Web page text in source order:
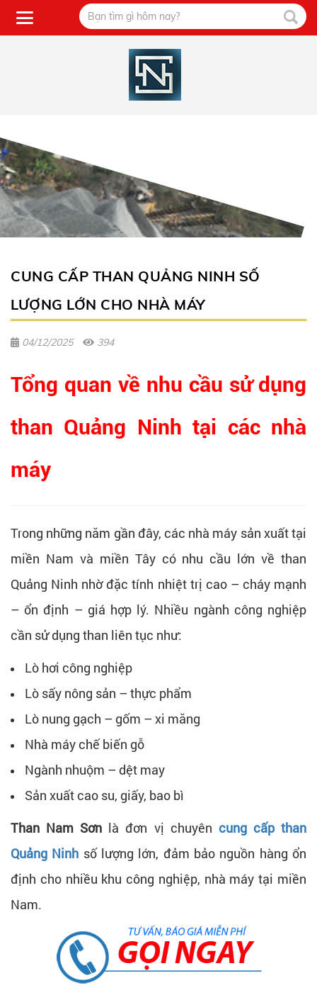
CUNG CẤP THAN QUẢNG NINH SỐ
LƯỢNG LỚN CHO NHÀ MÁY
04/12/2025 394
Tổng quan về nhu cầu sử dụng
than Quảng Ninh tại các nhà
máy
Trong những năm gần đây, các nhà máy sản xuất tại
miền Nam và miền Tây có nhu cầu lớn về than
Quảng Ninh nhờ đặc tính nhiệt trị cao – cháy mạnh
– ổn định – giá hợp lý. Nhiều ngành công nghiệp
cần sử dụng than liên tục như:
Lò hơi công nghiệp
Lò sấy nông sản – thực phẩm
Lò nung gạch – gốm – xi măng
Nhà máy chế biến gỗ
Ngành nhuộm – dệt may
Sản xuất cao su, giấy, bao bì
Than Nam Sơn là đơn vị chuyên cung cấp than
Quảng Ninh số lượng lớn, đảm bảo nguồn hàng ổn
định cho nhiều khu công nghiệp, nhà máy tại miền
Nam.